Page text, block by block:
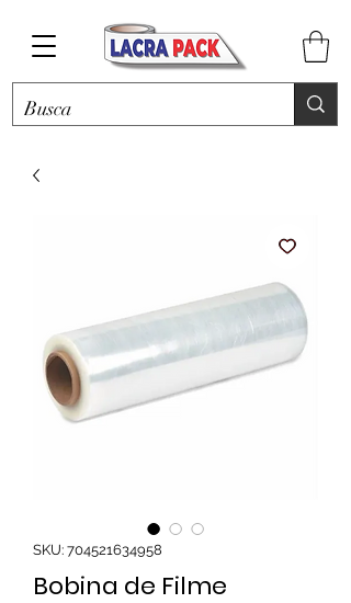
SKU: 704521634958
Bobina de Filme